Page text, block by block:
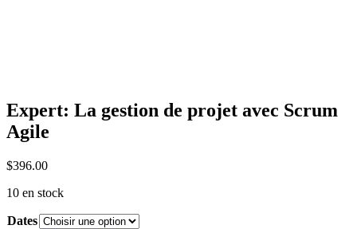
Expert: La gestion de projet avec Scrum
Agile
$396.00
10 en stock
Dates